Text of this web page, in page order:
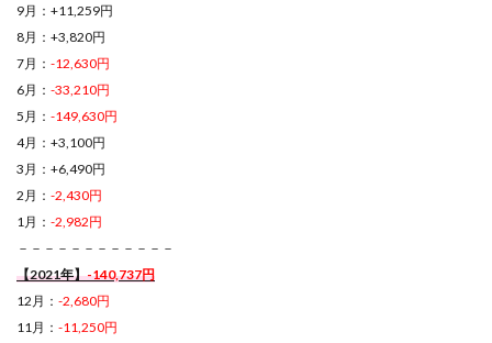
9月：+11,259円
8月：+3,820円
7月： -12,630円
6月： -33,210円
5月： -149,630円
4月：+3,100円
3月：+6,490円
2月： -2,430円
1月： -2,982円
－－－－－－－－－－－－
【2021年】-140,737円
12月： -2,680円
11月： -11,250円